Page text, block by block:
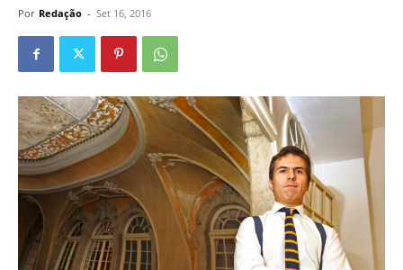
Por Redação - Set 16, 2016